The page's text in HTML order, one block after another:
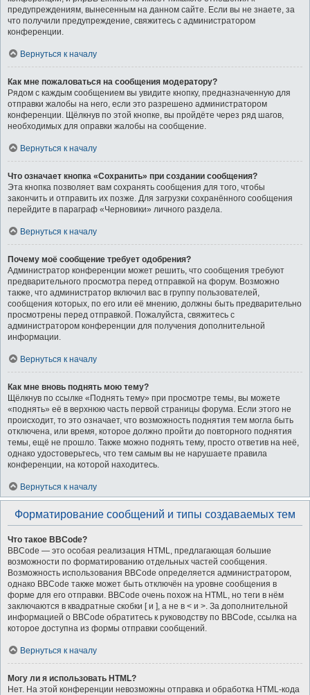
предупреждениям, вынесенным на данном сайте. Если вы не знаете, за
что получили предупреждение, свяжитесь с администратором
конференции.
Вернуться к началу
Как мне пожаловаться на сообщения модератору?
Рядом с каждым сообщением вы увидите кнопку, предназначенную для
отправки жалобы на него, если это разрешено администратором
конференции. Щёлкнув по этой кнопке, вы пройдёте через ряд шагов,
необходимых для оправки жалобы на сообщение.
Вернуться к началу
Что означает кнопка «Сохранить» при создании сообщения?
Эта кнопка позволяет вам сохранять сообщения для того, чтобы
закончить и отправить их позже. Для загрузки сохранённого сообщения
перейдите в параграф «Черновики» личного раздела.
Вернуться к началу
Почему моё сообщение требует одобрения?
Администратор конференции может решить, что сообщения требуют
предварительного просмотра перед отправкой на форум. Возможно
также, что администратор включил вас в группу пользователей,
сообщения которых, по его или её мнению, должны быть предварительно
просмотрены перед отправкой. Пожалуйста, свяжитесь с
администратором конференции для получения дополнительной
информации.
Вернуться к началу
Как мне вновь поднять мою тему?
Щёлкнув по ссылке «Поднять тему» при просмотре темы, вы можете
«поднять» её в верхнюю часть первой страницы форума. Если этого не
происходит, то это означает, что возможность поднятия тем могла быть
отключена, или время, которое должно пройти до повторного поднятия
темы, ещё не прошло. Также можно поднять тему, просто ответив на неё,
однако удостоверьтесь, что тем самым вы не нарушаете правила
конференции, на которой находитесь.
Вернуться к началу
Форматирование сообщений и типы создаваемых тем
Что такое BBCode?
BBCode — это особая реализация HTML, предлагающая большие
возможности по форматированию отдельных частей сообщения.
Возможность использования BBCode определяется администратором,
однако BBCode также может быть отключён на уровне сообщения в
форме для его отправки. BBCode очень похож на HTML, но теги в нём
заключаются в квадратные скобки [ и ], а не в < и >. За дополнительной
информацией о BBCode обратитесь к руководству по BBCode, ссылка на
которое доступна из формы отправки сообщений.
Вернуться к началу
Могу ли я использовать HTML?
Нет. На этой конференции невозможны отправка и обработка HTML-кода